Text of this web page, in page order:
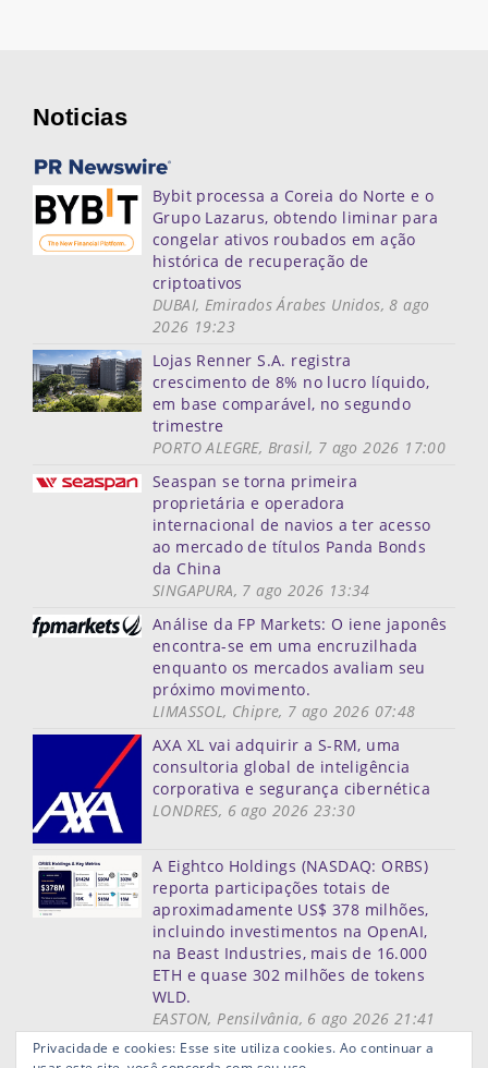
Noticias
Bybit processa a Coreia do Norte e o
Grupo Lazarus, obtendo liminar para
congelar ativos roubados em ação
histórica de recuperação de
criptoativos
DUBAI, Emirados Árabes Unidos, 8 ago
2026 19:23
Lojas Renner S.A. registra
crescimento de 8% no lucro líquido,
em base comparável, no segundo
trimestre
PORTO ALEGRE, Brasil, 7 ago 2026 17:00
Seaspan se torna primeira
proprietária e operadora
internacional de navios a ter acesso
ao mercado de títulos Panda Bonds
da China
SINGAPURA, 7 ago 2026 13:34
Análise da FP Markets: O iene japonês
encontra-se em uma encruzilhada
enquanto os mercados avaliam seu
próximo movimento.
LIMASSOL, Chipre, 7 ago 2026 07:48
AXA XL vai adquirir a S-RM, uma
consultoria global de inteligência
corporativa e segurança cibernética
LONDRES, 6 ago 2026 23:30
A Eightco Holdings (NASDAQ: ORBS)
reporta participações totais de
aproximadamente US$ 378 milhões,
incluindo investimentos na OpenAI,
na Beast Industries, mais de 16.000
ETH e quase 302 milhões de tokens
WLD.
EASTON, Pensilvânia, 6 ago 2026 21:41
Mais notícias
Privacidade e cookies: Esse site utiliza cookies. Ao continuar a